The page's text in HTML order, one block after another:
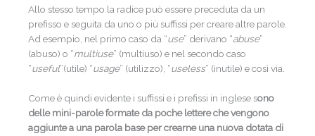
Allo stesso tempo la radice può essere preceduta da un
prefisso e seguita da uno o più suffissi per creare altre parole.
Ad esempio, nel primo caso da “use” derivano “abuse”
(abuso) o “multiuse” (multiuso) e nel secondo caso
“useful”(utile) “usage” (utilizzo), “useless” (inutile) e così via.
Come è quindi evidente i suffissi e i prefissi in inglese sono
delle mini-parole formate da poche lettere che vengono
aggiunte a una parola base per crearne una nuova dotata di